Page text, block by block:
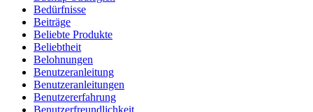
Bedürfnisse
Beiträge
Beliebte Produkte
Beliebtheit
Belohnungen
Benutzeranleitung
Benutzeranleitungen
Benutzererfahrung
Benutzerfreundlichkeit